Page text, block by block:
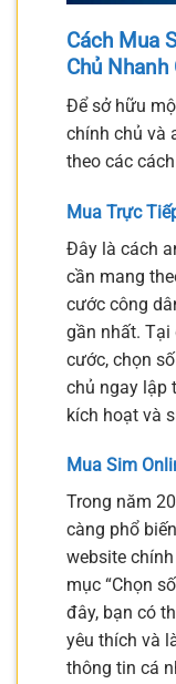
Cách Mua
Chủ Nhanh
Để sở hữu
chính chủ và
theo các
Mua Trực
Đây là cách
cần mang
cước công
gần nhất. Tại
cước, chọn
chủ ngay lập
kích hoạt và
Mua Sim
Trong năm
càng phổ
website
mục “Chọn
đây, bạn có
yêu thích và
thông tin cá